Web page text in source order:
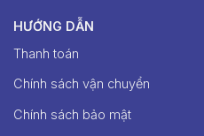
HƯỚNG DẪN
Thanh toán
Chính sách vận chuyển
Chính sách bảo mật